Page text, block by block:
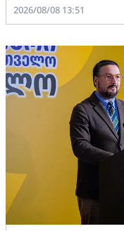
2026/08/08 13:51